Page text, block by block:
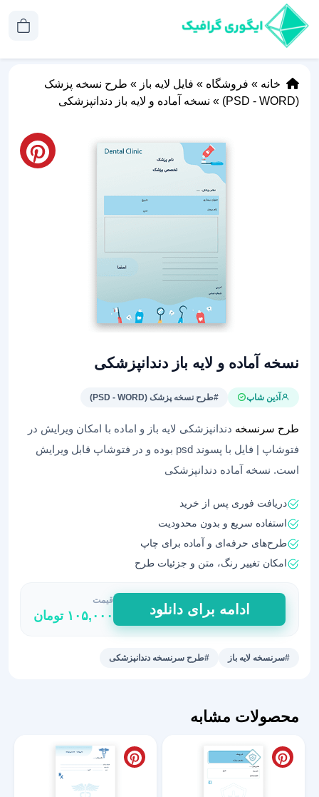
خانه » فروشگاه » فایل لایه باز » طرح نسخه پزشک
(PSD - WORD)
» نسخه آماده و لایه باز دندانپزشکی
نسخه آماده و لایه باز دندانپزشکی
آذین شاپ #طرح نسخه پزشک (PSD - WORD)
طرح سرنسخه دندانپزشکی لایه باز و اماده با امکان ویرایش در
فتوشاپ | فایل با پسوند psd بوده و در فتوشاپ قابل ویرایش
است. نسخه آماده دندانپزشکی
دریافت فوری پس از خرید
استفاده سریع و بدون محدودیت
طرح‌های حرفه‌ای و آماده برای چاپ
امکان تغییر رنگ، متن و جزئیات طرح
نسخه
آماده
و
ادامه برای دانلود
قیمت
۱۰۵,۰۰۰ تومان
#سرنسخه لایه باز #طرح سرنسخه دندانپزشکی
محصولات مشابه